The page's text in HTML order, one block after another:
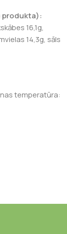
produkta):
16,1g,
14,3g, sāls
temperatūra: